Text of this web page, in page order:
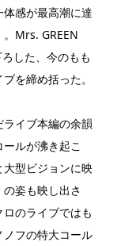
感が最高潮に達
Mrs. GREEN
した、今のもも
を締め括った。
イブ本編の余韻
ルが沸き起こ
型ビジョンに映
姿も映し出さ
のライブではも
フの特大コール